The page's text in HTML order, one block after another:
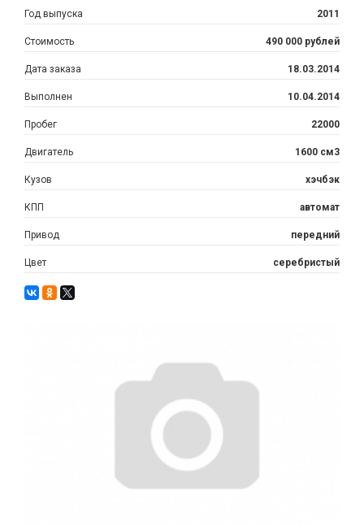
Год выпуска 2011
Стоимость 490 000 рублей
Дата заказа 18.03.2014
Выполнен 10.04.2014
Пробег 22000
Двигатель 1600 см3
Кузов хэчбэк
КПП автомат
Привод передний
Цвет серебристый